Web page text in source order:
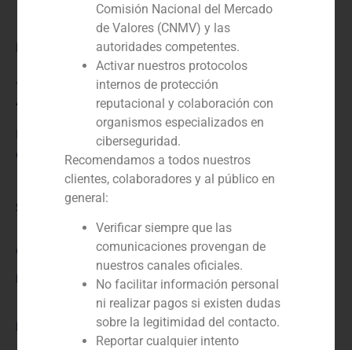
Rol:
Asesor financiero
Año:
Cliente:
Servicio / Sector
Corporate Finance,Industria
Descripción
Enlace
Comisión Nacional del Mercado
de Valores (CNMV) y las
autoridades competentes.
Activar nuestros protocolos
internos de protección
reputacional y colaboración con
organismos especializados en
ciberseguridad.
Recomendamos a todos nuestros
clientes, colaboradores y al público en
general:
Verificar siempre que las
comunicaciones provengan de
nuestros canales oficiales.
No facilitar información personal
ni realizar pagos si existen dudas
sobre la legitimidad del contacto.
Reportar cualquier intento